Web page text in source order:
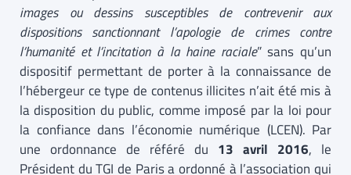
images ou dessins susceptibles de contrevenir aux
dispositions sanctionnant l’apologie de crimes contre
l’humanité et l’incitation à la haine raciale” sans qu’un
dispositif permettant de porter à la connaissance de
l’hébergeur ce type de contenus illicites n’ait été mis à
la disposition du public, comme imposé par la loi pour
la confiance dans l’économie numérique (LCEN). Par
une ordonnance de référé du 13 avril 2016, le
Président du TGI de Paris a ordonné à l’association qui